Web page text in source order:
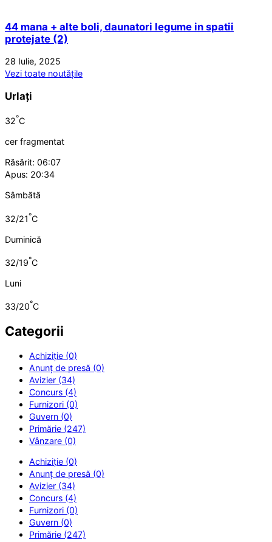
44 mana + alte boli, daunatori legume in spatii
protejate (2)
28 Iulie, 2025
Vezi toate noutățile
Urlați
32°C
cer fragmentat
Răsărit: 06:07
Apus: 20:34
Sâmbătă
32/21°C
Duminică
32/19°C
Luni
33/20°C
Categorii
Achiziție (0)
Anunț de presă (0)
Avizier (34)
Concurs (4)
Furnizori (0)
Guvern (0)
Primărie (247)
Vânzare (0)
Achiziție (0)
Anunț de presă (0)
Avizier (34)
Concurs (4)
Furnizori (0)
Guvern (0)
Primărie (247)